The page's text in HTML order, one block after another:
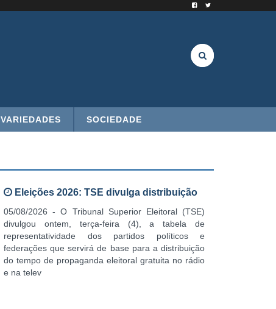
VARIEDADES SOCIEDADE
Eleições 2026: TSE divulga distribuição
05/08/2026 - O Tribunal Superior Eleitoral (TSE)
divulgou ontem, terça-feira (4), a tabela de
representatividade dos partidos políticos e
federações que servirá de base para a distribuição
do tempo de propaganda eleitoral gratuita no rádio
e na telev